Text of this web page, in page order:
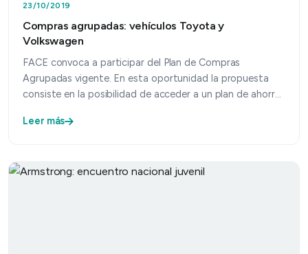
23/10/2019
Compras agrupadas: vehículos Toyota y
Volkswagen
FACE convoca a participar del Plan de Compras
Agrupadas vigente. En esta oportunidad la propuesta
consiste en la posibilidad de acceder a un plan de ahorro
Leer más